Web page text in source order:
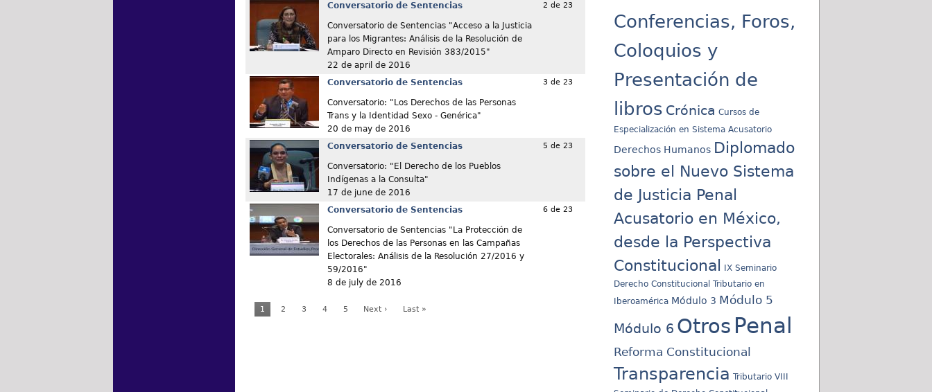
Conversatorio de Sentencias
Conversatorio de Sentencias "Acceso a la Justicia
para los Migrantes: Análisis de la Resolución de
Amparo Directo en Revisión 383/2015"
22 de april de 2016
2 de 23
Conversatorio de Sentencias
Conversatorio: "Los Derechos de las Personas
Trans y la Identidad Sexo - Genérica"
20 de may de 2016
3 de 23
Conversatorio de Sentencias
Conversatorio: "El Derecho de los Pueblos
Indígenas a la Consulta"
17 de june de 2016
5 de 23
Conversatorio de Sentencias
Conversatorio de Sentencias "La Protección de
los Derechos de las Personas en las Campañas
Electorales: Análisis de la Resolución 27/2016 y
59/2016"
8 de july de 2016
6 de 23
1 2 3 4 5 Next › Last »
Conferencias, Foros,
Coloquios y
Presentación de
libros Crónica Cursos de
Especialización en Sistema Acusatorio
Derechos Humanos Diplomado
sobre el Nuevo Sistema
de Justicia Penal
Acusatorio en México,
desde la Perspectiva
Constitucional
IX Seminario
Derecho Constitucional Tributario en
Iberoamérica Módulo 3 Módulo 5
Módulo 6 Otros Penal
Reforma Constitucional
Transparencia Tributario VIII